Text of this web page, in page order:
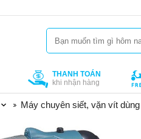
THANH TOÁN
khi nhận hàng
Máy chuyên siết, vặn vít